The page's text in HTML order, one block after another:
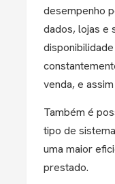
desempenho
dados, lojas e
venda, e
Também é
tipo de
uma maior
prestado.